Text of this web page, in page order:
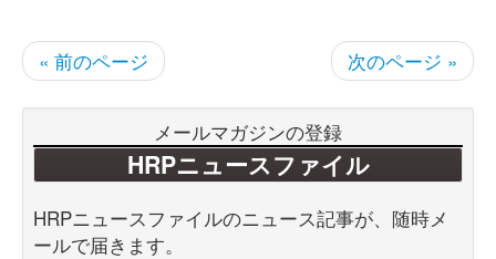
« 前のページ 次のページ »
メールマガジンの登録
HRPニュースファイル
HRPニュースファイルのニュース記事が、随時メ
ールで届きます。